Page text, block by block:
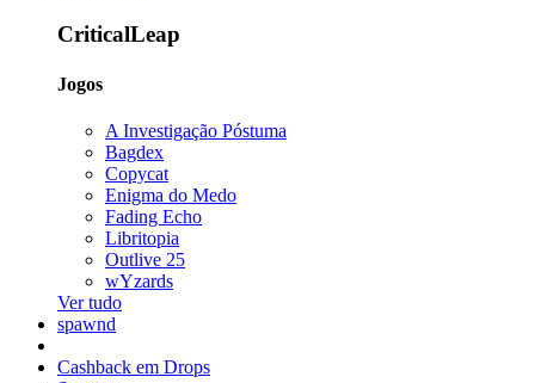
CriticalLeap
Jogos
A Investigação Póstuma
Bagdex
Copycat
Enigma do Medo
Fading Echo
Libritopia
Outlive 25
wYzards
Ver tudo
spawnd
Cashback em Drops